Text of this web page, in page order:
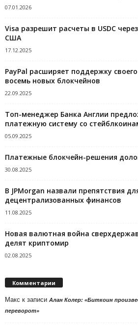
07.01.2026
Visa разрешит расчеты в USDC
США
17.12.2025
PayPal расширяет поддержку
восемь новых блокчейнов
22.09.2025
Топ-менеджер Банка Англии
платежную систему со
05.09.2025
Платежные блокчейн-решения
30.08.2025
В JPMorgan назвали препятствия
децентрализованных финансов
11.08.2025
Новая валютная война
делят криптомир
02.08.2025
Комментарии
Макс к записи Алан Колер: «Биткоин
переворот»